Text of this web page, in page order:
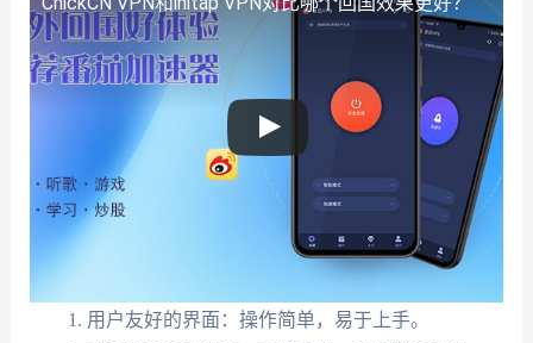
用户友好的界面：操作简单，易于上手。